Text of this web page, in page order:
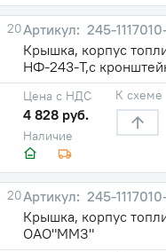
20
245-
Крышка, корпус
НФ-243-Т,с
Наличие
Цена с НДС
4 828 руб.
К схеме
20
245-
Крышка, корпус
ОАО"ММЗ"